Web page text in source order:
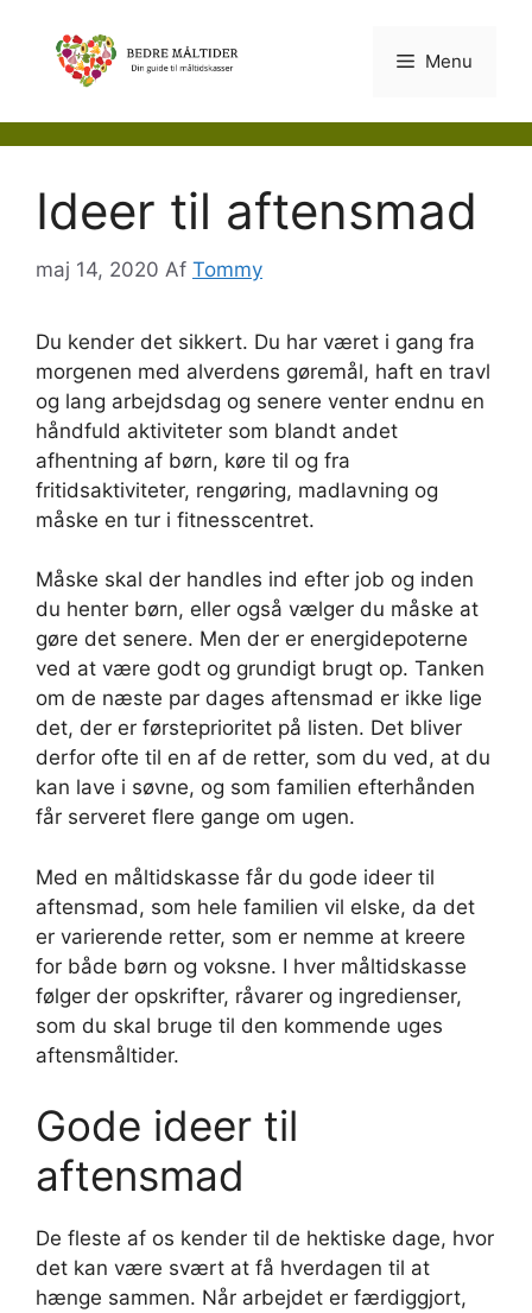
indhold
Menu
Ideer til aftensmad
maj 14, 2020 Af Tommy
Du kender det sikkert. Du har været i gang fra
morgenen med alverdens gøremål, haft en travl
og lang arbejdsdag og senere venter endnu en
håndfuld aktiviteter som blandt andet
afhentning af børn, køre til og fra
fritidsaktiviteter, rengøring, madlavning og
måske en tur i fitnesscentret.
Måske skal der handles ind efter job og inden
du henter børn, eller også vælger du måske at
gøre det senere. Men der er energidepoterne
ved at være godt og grundigt brugt op. Tanken
om de næste par dages aftensmad er ikke lige
det, der er førsteprioritet på listen. Det bliver
derfor ofte til en af de retter, som du ved, at du
kan lave i søvne, og som familien efterhånden
får serveret flere gange om ugen.
Med en måltidskasse får du gode ideer til
aftensmad, som hele familien vil elske, da det
er varierende retter, som er nemme at kreere
for både børn og voksne. I hver måltidskasse
følger der opskrifter, råvarer og ingredienser,
som du skal bruge til den kommende uges
aftensmåltider.
Gode ideer til
aftensmad
De fleste af os kender til de hektiske dage, hvor
det kan være svært at få hverdagen til at
hænge sammen. Når arbejdet er færdiggjort,